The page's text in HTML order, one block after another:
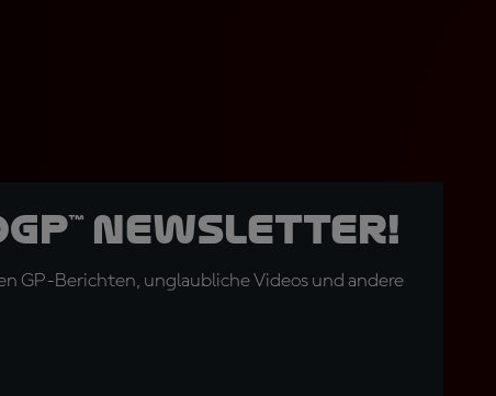
Newsletter!
GP-Berichten, unglaubliche Videos und andere